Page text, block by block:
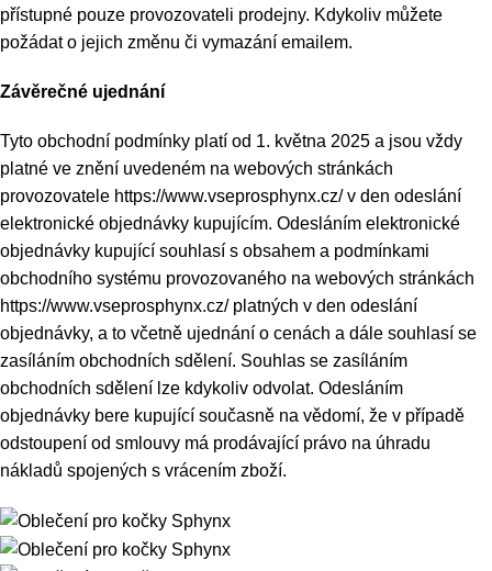
přístupné pouze provozovateli prodejny. Kdykoliv můžete
požádat o jejich změnu či vymazání emailem.
Závěrečné ujednání
Tyto obchodní podmínky platí od 1. května 2025 a jsou vždy
platné ve znění uvedeném na webových stránkách
provozovatele https://www.vseprosphynx.cz/ v den odeslání
elektronické objednávky kupujícím. Odesláním elektronické
objednávky kupující souhlasí s obsahem a podmínkami
obchodního systému provozovaného na webových stránkách
https://www.vseprosphynx.cz/ platných v den odeslání
objednávky, a to včetně ujednání o cenách a dále souhlasí se
zasíláním obchodních sdělení. Souhlas se zasíláním
obchodních sdělení lze kdykoliv odvolat. Odesláním
objednávky bere kupující současně na vědomí, že v případě
odstoupení od smlouvy má prodávající právo na úhradu
nákladů spojených s vrácením zboží.